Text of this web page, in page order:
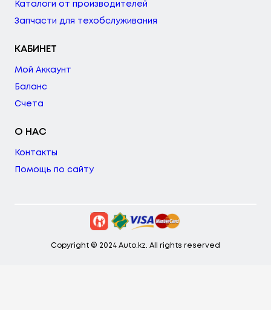
Каталоги от производителей
Запчасти для техобслуживания
КАБИНЕТ
Мой Аккаунт
Баланс
Счета
О НАС
Контакты
Помощь по сайту
Copyright © 2024 Auto.kz. All rights reserved